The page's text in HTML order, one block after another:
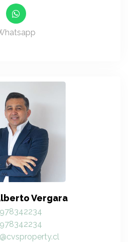
Vergara